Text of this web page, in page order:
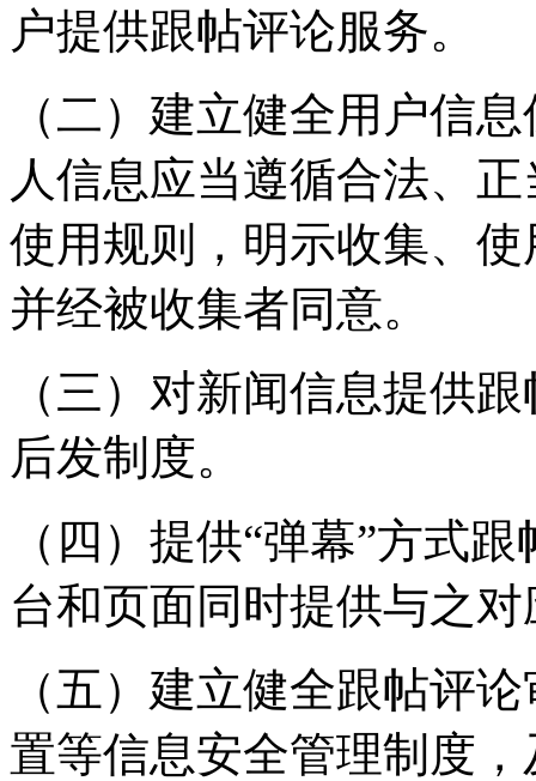
户提供跟帖评论服务。
（二）建立健全用户信
人信息应当遵循合法、
使用规则，明示收集、
并经被收集者同意。
（三）对新闻信息提供
后发制度。
（四）提供“弹幕”方式
台和页面同时提供与之
（五）建立健全跟帖评
置等信息安全管理制度